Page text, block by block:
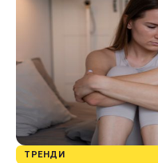
ТРЕНДИ